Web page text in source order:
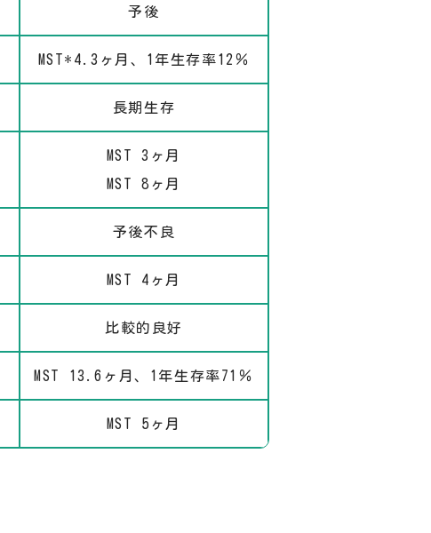
予後
MST*4.3ヶ月、1年生存率12％
長期生存
MST 3ヶ月
MST 8ヶ月
予後不良
MST 4ヶ月
比較的良好
MST 13.6ヶ月、1年生存率71％
MST 5ヶ月